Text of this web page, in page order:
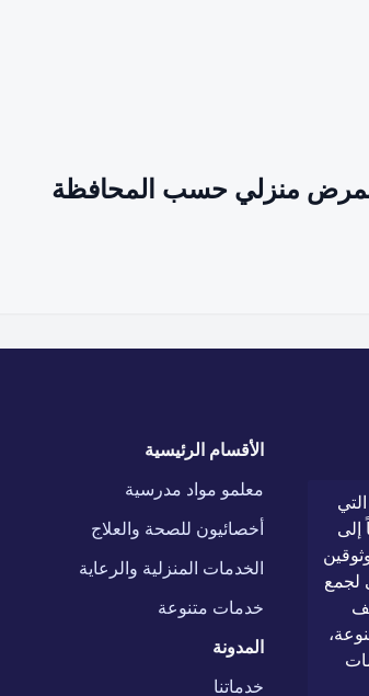
منزلي حسب المحافظة
إلى
لجمع
الأقسام الرئيسية
معلمو مواد مدرسية
أخصائيون للصحة والعلاج
الخدمات المنزلية والرعاية
خدمات متنوعة
المدونة
خدماتنا